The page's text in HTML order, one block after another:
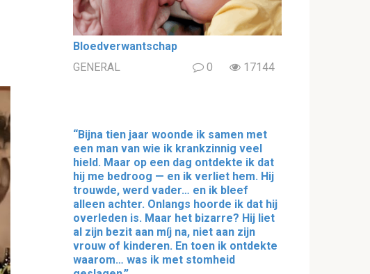
Bloedverwantschap
GENERAL
0 17144
“Bijna tien jaar woonde ik samen met
een man van wie ik krankzinnig veel
hield. Maar op een dag ontdekte ik dat
hij me bedroog — en ik verliet hem. Hij
trouwde, werd vader… en ik bleef
alleen achter. Onlangs hoorde ik dat hij
overleden is. Maar het bizarre? Hij liet
al zijn bezit aan míj na, niet aan zijn
vrouw of kinderen. En toen ik ontdekte
waarom… was ik met stomheid